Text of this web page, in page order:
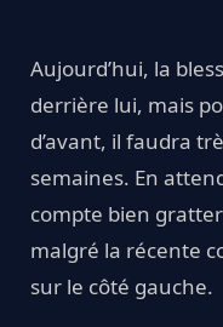
Aujourd’hui, la
derrière lui, mais
d’avant, il faudra
semaines. En
compte bien
malgré la récente
sur le côté gauche.